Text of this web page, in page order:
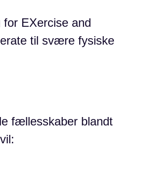
EXercise and
til svære fysiske
fællesskaber blandt